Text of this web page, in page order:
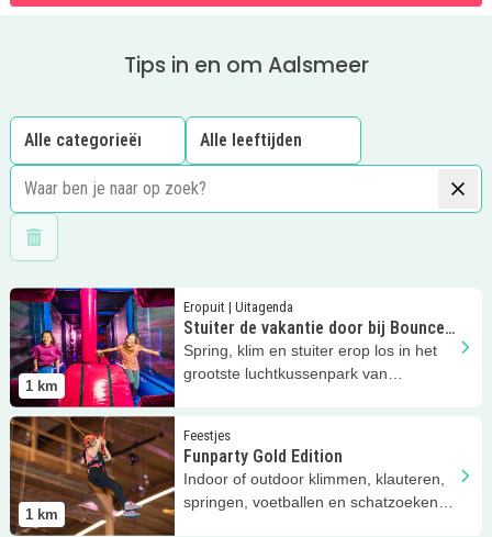
Tips in en om Aalsmeer
Wis filters
1 km
Eropuit | Uitagenda
Stuiter de vakantie door bij Bounce
Valley
Spring, klim en stuiter erop los in het
grootste luchtkussenpark van
Lees meer Stuiter de vakantie door bij Bounce Valley
1 km
Feestjes
Funparty Gold Edition
Indoor of outdoor klimmen, klauteren,
springen, voetballen en schatzoeken.
Lees meer Funparty Gold Edition